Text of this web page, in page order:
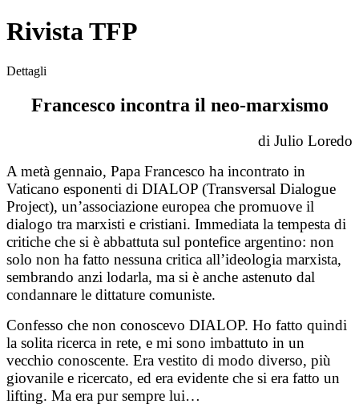
Rivista TFP
Dettagli
Francesco incontra il neo-marxismo
di Julio Loredo
A metà gennaio, Papa Francesco ha incontrato in
Vaticano esponenti di DIALOP (Transversal Dialogue
Project), un’associazione europea che promuove il
dialogo tra marxisti e cristiani. Immediata la tempesta di
critiche che si è abbattuta sul pontefice argentino: non
solo non ha fatto nessuna critica all’ideologia marxista,
sembrando anzi lodarla, ma si è anche astenuto dal
condannare le dittature comuniste.
Confesso che non conoscevo DIALOP. Ho fatto quindi
la solita ricerca in rete, e mi sono imbattuto in un
vecchio conoscente. Era vestito di modo diverso, più
giovanile e ricercato, ed era evidente che si era fatto un
lifting. Ma era pur sempre lui…